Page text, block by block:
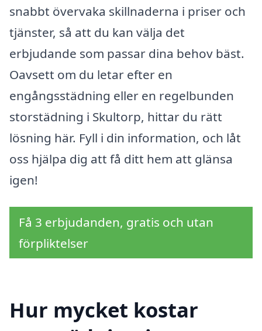
snabbt övervaka skillnaderna i priser och
tjänster, så att du kan välja det
erbjudande som passar dina behov bäst.
Oavsett om du letar efter en
engångsstädning eller en regelbunden
storstädning i Skultorp, hittar du rätt
lösning här. Fyll i din information, och låt
oss hjälpa dig att få ditt hem att glänsa
igen!
Få 3 erbjudanden, gratis och utan
förpliktelser
Hur mycket kostar